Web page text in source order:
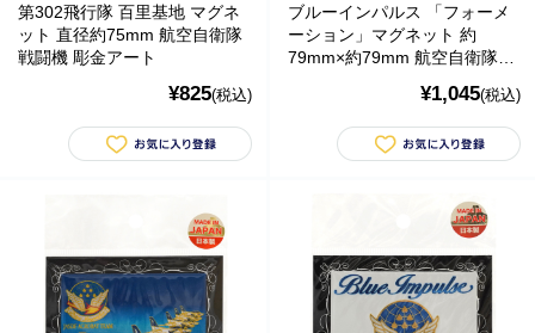
第302飛行隊 百里基地 マグネ
ット 直径約75mm 航空自衛隊
戦闘機 彫金アート
¥825(税込)
ブルーインパルス 「フォーメ
ーション」マグネット 約
79mm×約79mm 航空自衛隊
¥1,045(税込)